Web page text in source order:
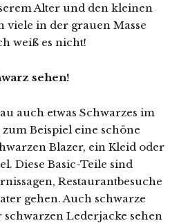
Alter und den kleinen
viele in der grauen Masse
weiß es nicht!
sehen!
auch etwas Schwarzes im
Beispiel eine schöne
Blazer, ein Kleid oder
Diese Basic-Teile sind
Restaurantbesuche
gehen. Auch schwarze
Lederjacke sehen